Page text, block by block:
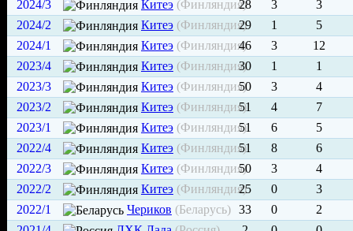
2024/3
Китеэ (Финляндия)28 3
3
2024/2
Китеэ (Финляндия)29 1
5
2024/1
Китеэ (Финляндия)46 3
12
2023/4
Китеэ (Финляндия)30 1
1
2023/3
Китеэ (Финляндия)50 3
4
2023/2
Китеэ (Финляндия)
51 4
7
2023/1
Китеэ (Финляндия)
51 6
5
2022/4
Китеэ (Финляндия)
51 8
6
2022/3
Китеэ (Финляндия)50 3
4
2022/2
Китеэ (Финляндия)25 0
3
2022/1
Чериков (Беларусь) 33 0
2